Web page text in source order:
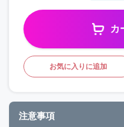
カ
お気に入りに追加
注意事項